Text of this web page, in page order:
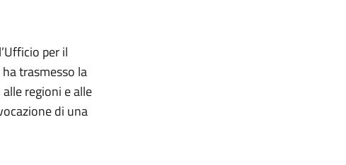
per il
trasmesso la
regioni e alle
di una